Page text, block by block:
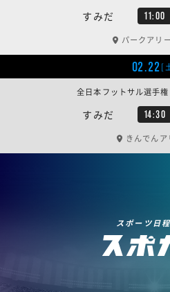
すみだ 11:00
パークアリ
02.22[
すみだ 14:30
全日本フットサル選
きんでんア
スポーツ日